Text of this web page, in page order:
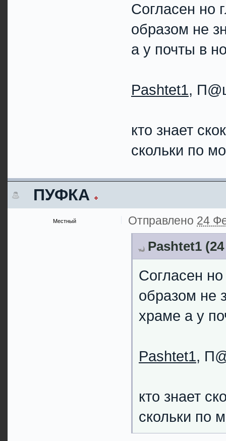
Согласен но
образом не
а у почты в
Pashtet1,
кто знает
скольки по
ПУФКА
Местный Отправлено 24
Pashtet1
Согласен
образом не
храме а у
Pashtet1,
кто знает
скольки по